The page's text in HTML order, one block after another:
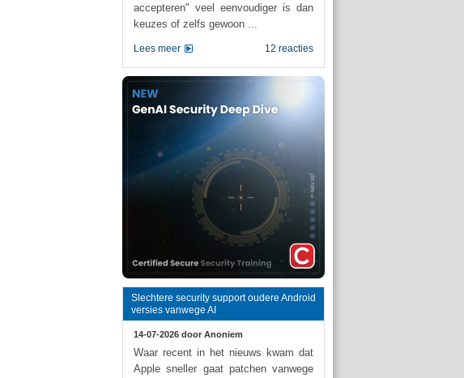
accepteren" veel eenvoudiger is dan
keuzes of zelfs gewoon ...
12 reacties
Lees meer
Slechtere security support oudere Android
versies vanwege AI
14-07-2026 door Anoniem
Waar recent in het nieuws kwam dat
Apple sneller gaat patchen vanwege